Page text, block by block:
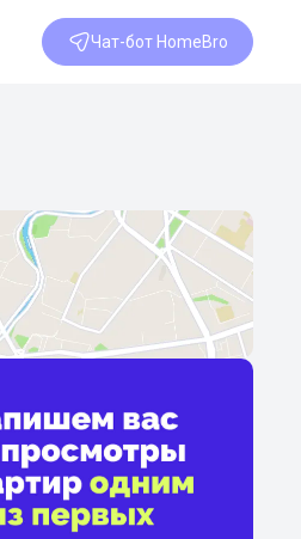
Чат-бот HomeBro